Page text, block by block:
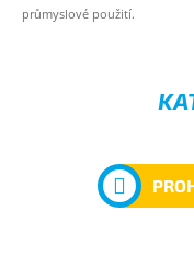
průmyslové použití.